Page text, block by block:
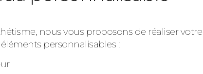
nous vous proposons de réaliser votre
personnalisables :